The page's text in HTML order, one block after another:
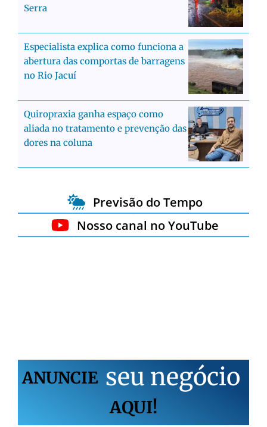
Serra
Especialista explica como funciona a
abertura das comportas de barragens
no Rio Jacuí
Quiropraxia ganha espaço como
aliada no tratamento e prevenção das
dores na coluna
Previsão do Tempo
Nosso canal no YouTube
ANUNCIE seu negócio
AQUI!